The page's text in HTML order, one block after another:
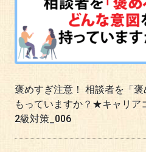
褒めすぎ注意！ 相談者を「
もっていますか？★キャリア
2級対策_006